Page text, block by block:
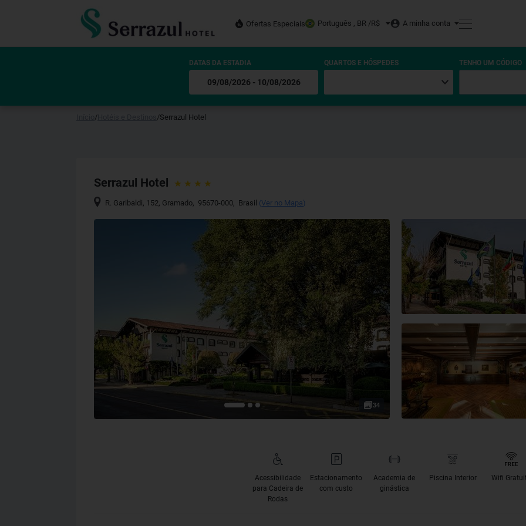
Ofertas Especiais Português , BR /R$ A minha conta
DATAS DA ESTADIA QUARTOS E HÓSPEDES TENHO UM CÓDIGO
/ /Serrazul Hotel
Serrazul Hotel
R. Garibaldi, 152, Gramado, 95670-000, Brasil (Ver no Mapa)
34
Acessibilidade
para Cadeira de
Rodas
Estacionamento
com custo
Academia de
ginástica
Piscina Interior Wifi